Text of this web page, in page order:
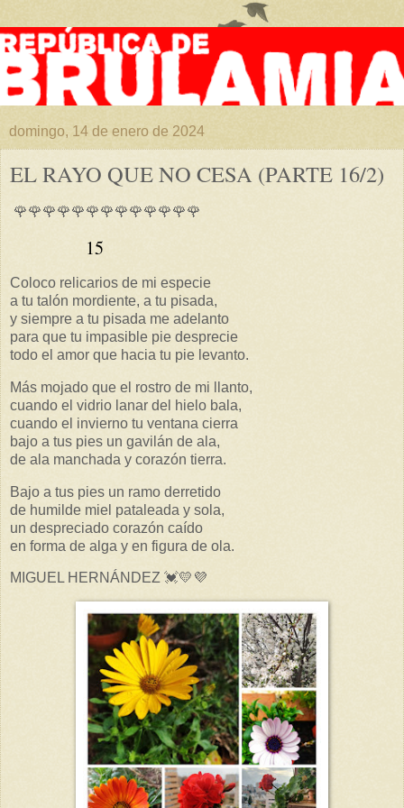
domingo, 14 de enero de 2024
EL RAYO QUE NO CESA (PARTE 16/2)
🌹🌹🌹🌹🌹🌹🌹🌹🌹🌹🌹🌹🌹
15
Coloco relicarios de mi especie
a tu talón mordiente, a tu pisada,
y siempre a tu pisada me adelanto
para que tu impasible pie desprecie
todo el amor que hacia tu pie levanto.
Más mojado que el rostro de mi llanto,
cuando el vidrio lanar del hielo bala,
cuando el invierno tu ventana cierra
bajo a tus pies un gavilán de ala,
de ala manchada y corazón tierra.
Bajo a tus pies un ramo derretido
de humilde miel pataleada y sola,
un despreciado corazón caído
en forma de alga y en figura de ola.
MIGUEL HERNÁNDEZ 💓💛💜